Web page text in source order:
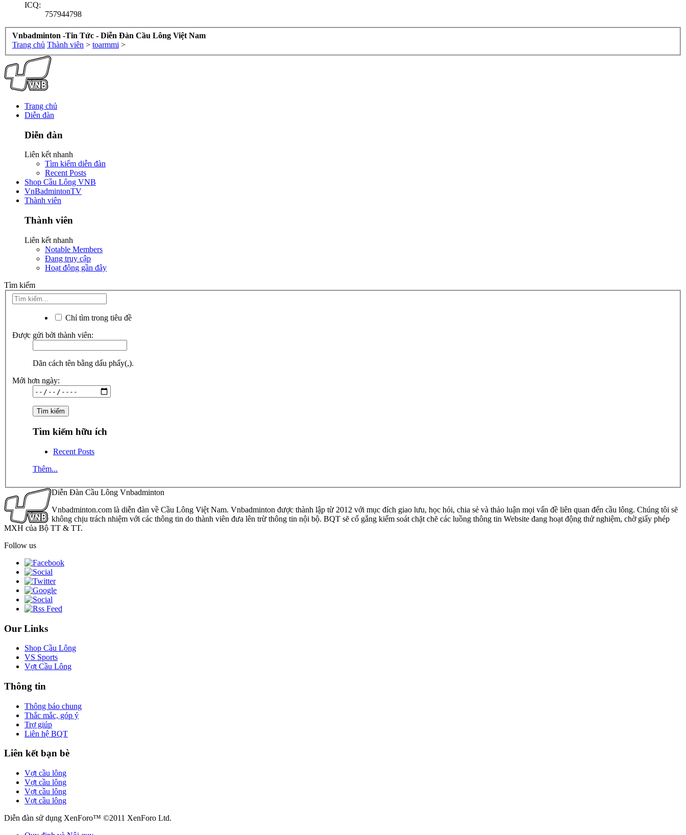
ICQ:
757944798
Vnbadminton -Tin Tức - Diễn Đàn Cầu Lông Việt Nam
Trang chủ Thành viên > toarmmi >
Trang chủ
Diễn đàn
Diễn đàn
Liên kết nhanh
Tìm kiếm diễn đàn
Recent Posts
Shop Cầu Lông VNB
VnBadmintonTV
Thành viên
Thành viên
Liên kết nhanh
Notable Members
Đang truy cập
Hoạt động gần đây
Tìm kiếm
Chỉ tìm trong tiêu đề
Được gửi bởi thành viên:
Dãn cách tên bằng dấu phẩy(,).
Mới hơn ngày:
Tìm kiếm hữu ích
Recent Posts
Thêm...
Diễn Đàn Cầu Lông Vnbadminton
Vnbadminton.com là diễn đàn về Cầu Lông Việt Nam. Vnbadminton được thành lập từ 2012 với mục đích giao lưu, học hỏi, chia sẻ và thảo luận mọi vấn đề liên quan đến cầu lông. Chúng tôi sẽ
không chịu trách nhiệm với các thông tin do thành viên đưa lên trừ thông tin nội bộ. BQT sẽ cố gắng kiểm soát chặt chẽ các luồng thông tin Website đang hoạt động thử nghiệm, chờ giấy phép
MXH của Bộ TT & TT.
Follow us
Our Links
Shop Cầu Lông
VS Sports
Vợt Cầu Lông
Thông tin
Thông báo chung
Thắc mắc, góp ý
Trợ giúp
Liên hệ BQT
Liên kết bạn bè
Vợt cầu lông
Vợt cầu lông
Vợt cầu lông
Vợt cầu lông
Diễn đàn sử dụng XenForo™ ©2011 XenForo Ltd.